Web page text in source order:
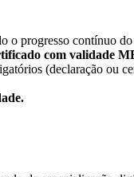
o progresso contínuo
com validade
(declaração ou